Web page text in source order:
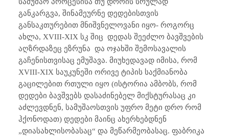
განკარგვა, შინამეურნე დედებისთვის
განსაკთურებით მნიშვნელოვანი იყო- როგორც
ახლა, XVIII-XIX სკ შიც დედას შეეძლო ბავშვების
აღზრდაზეც ეზრუნა და ოჯახში შემოსავალის
გაჩენისთვისაც ემუშავა. მიუხედავად იმისა, რომ
XVIII-XIX საუკუნეში ორივე ტიპის საქმიანობა
გაცილებით რთული იყო (ისტორია ამბობს, რომ
დედები ბავშვებს დასაძინებელ მიქსტურასაც კი
აძლევდნენ, სამუშაოსთვის უფრო მეტი დრო რომ
ჰქონოდათ) დედები მაინც ახერხებდნენ
„დიასახლისობასაც“ და მეწარმეობასაც. ფაბრიკა